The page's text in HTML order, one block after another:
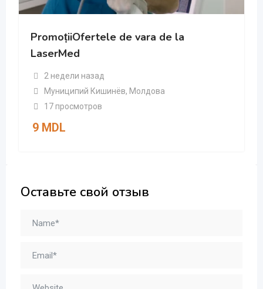
PromoțiiOfertele de vara de la
LaserMed
2 недели назад
Муниципий Кишинёв, Молдова
17 просмотров
9 MDL
Оставьте свой отзыв